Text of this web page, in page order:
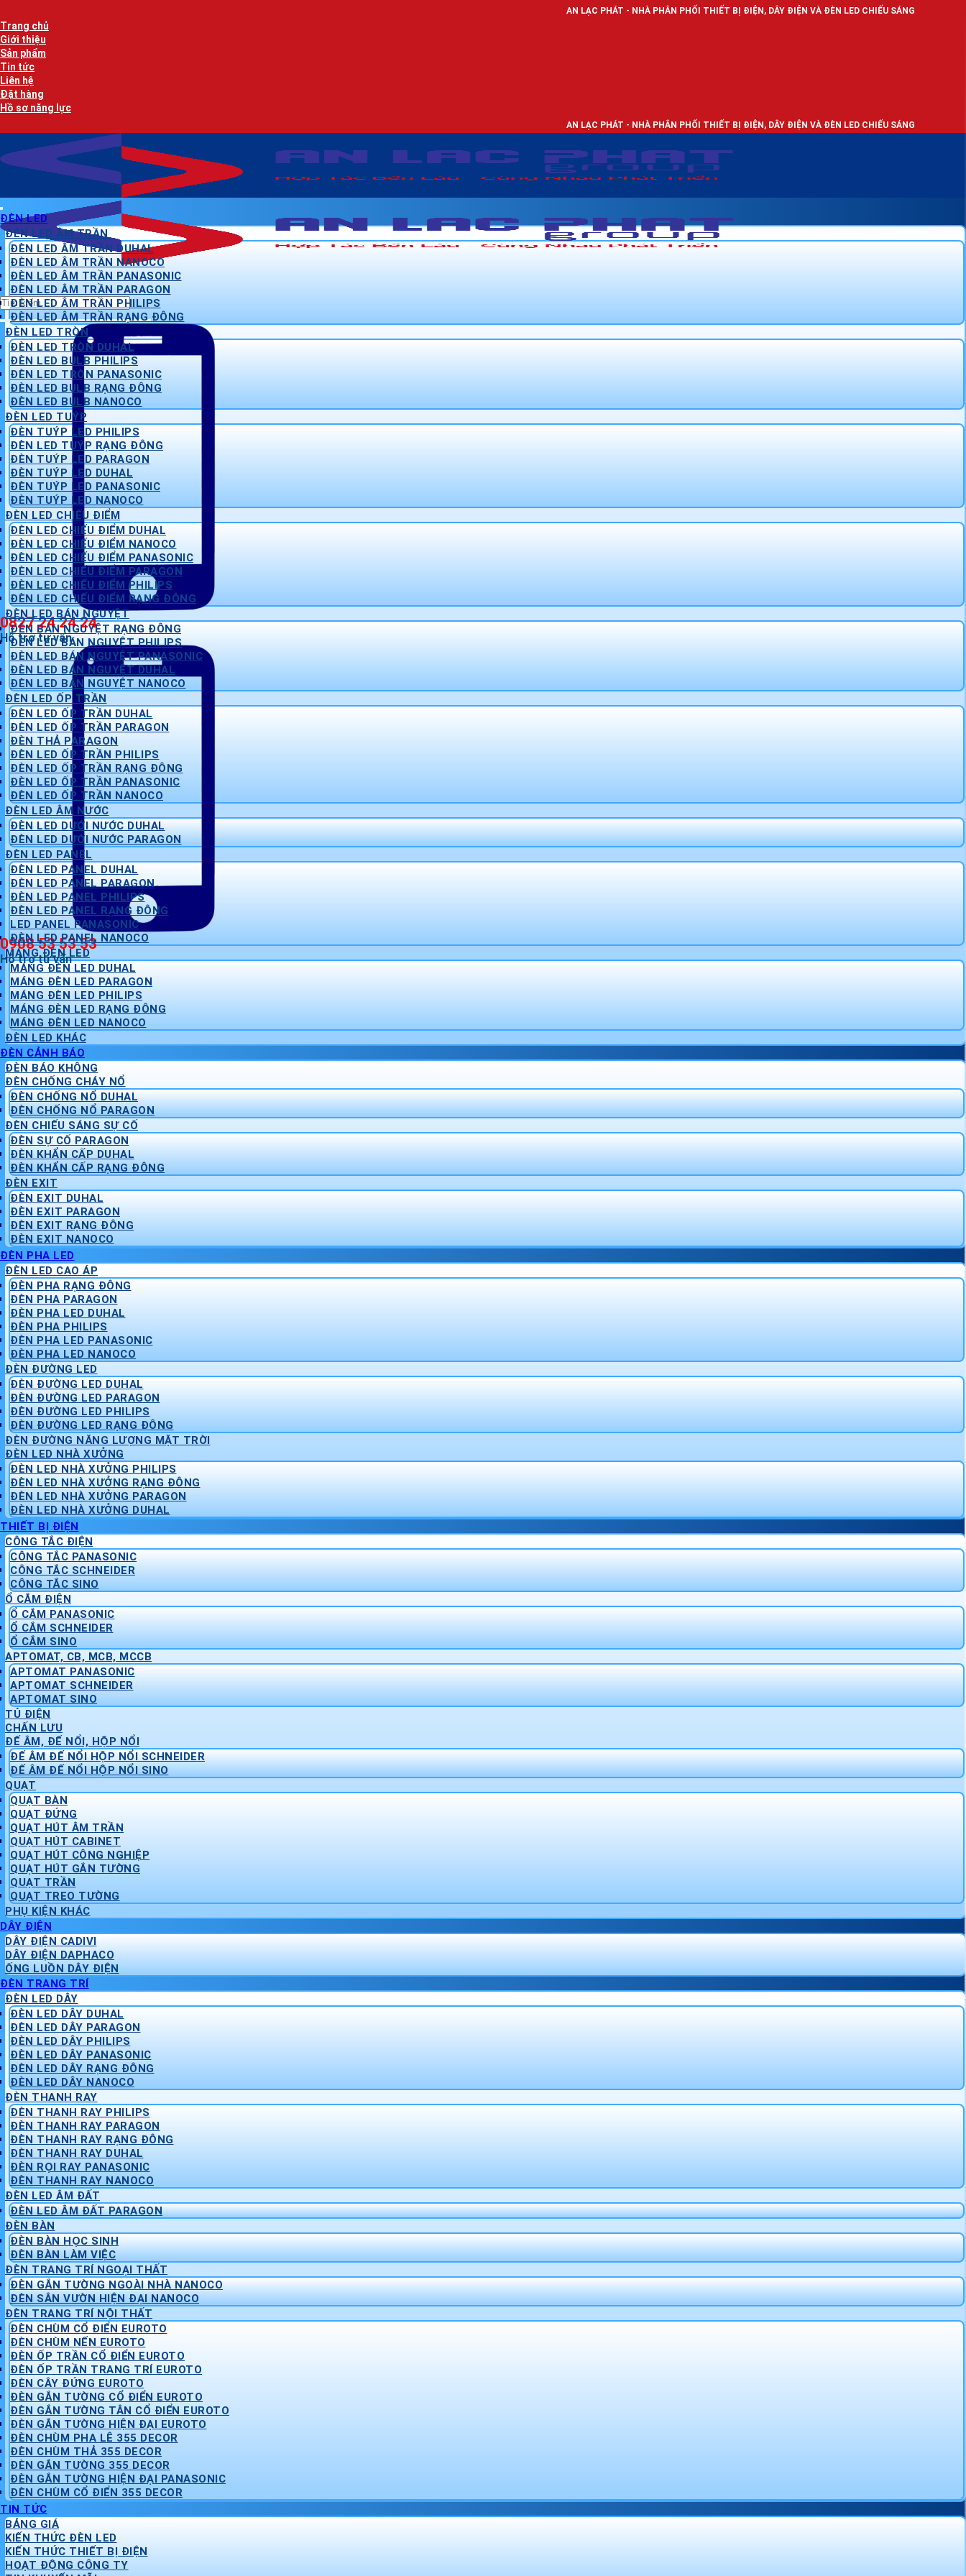
qua
nội
dung
AN LẠC PHÁT - NHÀ PHÂN PHỐI THIẾT BỊ ĐIỆN, DÂY ĐIỆN VÀ ĐÈN LED CHIẾU SÁNG
Trang chủ
Giới thiệu
Sản phẩm
Tin tức
Liên hệ
Đặt hàng
Hồ sơ năng lực
AN LẠC PHÁT - NHÀ PHÂN PHỐI THIẾT BỊ ĐIỆN, DÂY ĐIỆN VÀ ĐÈN LED CHIẾU SÁNG
Tìm
kiếm:
0827 24 24 24
Hỗ trợ tư vấn
0908 53 53 53
Hỗ trợ tư vấn
ĐÈN LED
ĐÈN LED ÂM TRẦN
ĐÈN LED ÂM TRẦN DUHAL
ĐÈN LED ÂM TRẦN NANOCO
ĐÈN LED ÂM TRẦN PANASONIC
ĐÈN LED ÂM TRẦN PARAGON
ĐÈN LED ÂM TRẦN PHILIPS
ĐÈN LED ÂM TRẦN RẠNG ĐÔNG
ĐÈN LED TRÒN
ĐÈN LED TRÒN DUHAL
ĐÈN LED BULB PHILIPS
ĐÈN LED TRÒN PANASONIC
ĐÈN LED BULB RẠNG ĐÔNG
ĐÈN LED BULB NANOCO
ĐÈN LED TUÝP
ĐÈN TUÝP LED PHILIPS
ĐÈN LED TUÝP RẠNG ĐÔNG
ĐÈN TUÝP LED PARAGON
ĐÈN TUÝP LED DUHAL
ĐÈN TUÝP LED PANASONIC
ĐÈN TUÝP LED NANOCO
ĐÈN LED CHIẾU ĐIỂM
ĐÈN LED CHIẾU ĐIỂM DUHAL
ĐÈN LED CHIẾU ĐIỂM NANOCO
ĐÈN LED CHIẾU ĐIỂM PANASONIC
ĐÈN LED CHIẾU ĐIỂM PARAGON
ĐÈN LED CHIẾU ĐIỂM PHILIPS
ĐÈN LED CHIẾU ĐIỂM RẠNG ĐÔNG
ĐÈN LED BÁN NGUYỆT
ĐÈN BÁN NGUYỆT RẠNG ĐÔNG
ĐÈN LED BÁN NGUYỆT PHILIPS
ĐÈN LED BÁN NGUYỆT PANASONIC
ĐÈN LED BÁN NGUYỆT DUHAL
ĐÈN LED BÁN NGUYỆT NANOCO
ĐÈN LED ỐP TRẦN
ĐÈN LED ỐP TRẦN DUHAL
ĐÈN LED ỐP TRẦN PARAGON
ĐÈN THẢ PARAGON
ĐÈN LED ỐP TRẦN PHILIPS
ĐÈN LED ỐP TRẦN RẠNG ĐÔNG
ĐÈN LED ỐP TRẦN PANASONIC
ĐÈN LED ỐP TRẦN NANOCO
ĐÈN LED ÂM NƯỚC
ĐÈN LED DƯỚI NƯỚC DUHAL
ĐÈN LED DƯỚI NƯỚC PARAGON
ĐÈN LED PANEL
ĐÈN LED PANEL DUHAL
ĐÈN LED PANEL PARAGON
ĐÈN LED PANEL PHILIPS
ĐÈN LED PANEL RẠNG ĐÔNG
LED PANEL PANASONIC
ĐÈN LED PANEL NANOCO
MÁNG ĐÈN LED
MÁNG ĐÈN LED DUHAL
MÁNG ĐÈN LED PARAGON
MÁNG ĐÈN LED PHILIPS
MÁNG ĐÈN LED RẠNG ĐÔNG
MÁNG ĐÈN LED NANOCO
ĐÈN LED KHÁC
ĐÈN CẢNH BÁO
ĐÈN BÁO KHÔNG
ĐÈN CHỐNG CHÁY NỔ
ĐÈN CHỐNG NỔ DUHAL
ĐÈN CHỐNG NỔ PARAGON
ĐÈN CHIẾU SÁNG SỰ CỐ
ĐÈN SỰ CỐ PARAGON
ĐÈN KHẨN CẤP DUHAL
ĐÈN KHẨN CẤP RẠNG ĐÔNG
ĐÈN EXIT
ĐÈN EXIT DUHAL
ĐÈN EXIT PARAGON
ĐÈN EXIT RẠNG ĐÔNG
ĐÈN EXIT NANOCO
ĐÈN PHA LED
ĐÈN LED CAO ÁP
ĐÈN PHA RẠNG ĐÔNG
ĐÈN PHA PARAGON
ĐÈN PHA LED DUHAL
ĐÈN PHA PHILIPS
ĐÈN PHA LED PANASONIC
ĐÈN PHA LED NANOCO
ĐÈN ĐƯỜNG LED
ĐÈN ĐƯỜNG LED DUHAL
ĐÈN ĐƯỜNG LED PARAGON
ĐÈN ĐƯỜNG LED PHILIPS
ĐÈN ĐƯỜNG LED RẠNG ĐÔNG
ĐÈN ĐƯỜNG NĂNG LƯỢNG MẶT TRỜI
ĐÈN LED NHÀ XƯỞNG
ĐÈN LED NHÀ XƯỞNG PHILIPS
ĐÈN LED NHÀ XƯỞNG RẠNG ĐÔNG
ĐÈN LED NHÀ XƯỞNG PARAGON
ĐÈN LED NHÀ XƯỞNG DUHAL
THIẾT BỊ ĐIỆN
CÔNG TẮC ĐIỆN
CÔNG TẮC PANASONIC
CÔNG TẮC SCHNEIDER
CÔNG TẮC SINO
Ổ CẮM ĐIỆN
Ổ CẮM PANASONIC
Ổ CẮM SCHNEIDER
Ổ CẮM SINO
APTOMAT, CB, MCB, MCCB
APTOMAT PANASONIC
APTOMAT SCHNEIDER
APTOMAT SINO
TỦ ĐIỆN
CHẤN LƯU
ĐẾ ÂM, ĐẾ NỔI, HỘP NỔI
ĐẾ ÂM ĐẾ NỔI HỘP NỔI SCHNEIDER
ĐẾ ÂM ĐẾ NỔI HỘP NỔI SINO
QUẠT
QUẠT BÀN
QUẠT ĐỨNG
QUẠT HÚT ÂM TRẦN
QUẠT HÚT CABINET
QUẠT HÚT CÔNG NGHIỆP
QUẠT HÚT GẮN TƯỜNG
QUẠT TRẦN
QUẠT TREO TƯỜNG
PHỤ KIỆN KHÁC
DÂY ĐIỆN
DÂY ĐIỆN CADIVI
DÂY ĐIỆN DAPHACO
ỐNG LUỒN DÂY ĐIỆN
ĐÈN TRANG TRÍ
ĐÈN LED DÂY
ĐÈN LED DÂY DUHAL
ĐÈN LED DÂY PARAGON
ĐÈN LED DÂY PHILIPS
ĐÈN LED DÂY PANASONIC
ĐÈN LED DÂY RẠNG ĐÔNG
ĐÈN LED DÂY NANOCO
ĐÈN THANH RAY
ĐÈN THANH RAY PHILIPS
ĐÈN THANH RAY PARAGON
ĐÈN THANH RAY RẠNG ĐÔNG
ĐÈN THANH RAY DUHAL
ĐÈN RỌI RAY PANASONIC
ĐÈN THANH RAY NANOCO
ĐÈN LED ÂM ĐẤT
ĐÈN LED ÂM ĐẤT PARAGON
ĐÈN BÀN
ĐÈN BÀN HỌC SINH
ĐÈN BÀN LÀM VIỆC
ĐÈN TRANG TRÍ NGOẠI THẤT
ĐÈN GẮN TƯỜNG NGOÀI NHÀ NANOCO
ĐÈN SÂN VƯỜN HIỆN ĐẠI NANOCO
ĐÈN TRANG TRÍ NỘI THẤT
ĐÈN CHÙM CỔ ĐIỂN EUROTO
ĐÈN CHÙM NẾN EUROTO
ĐÈN ỐP TRẦN CỔ ĐIỂN EUROTO
ĐÈN ỐP TRẦN TRANG TRÍ EUROTO
ĐÈN CÂY ĐỨNG EUROTO
ĐÈN GẮN TƯỜNG CỔ ĐIỂN EUROTO
ĐÈN GẮN TƯỜNG TÂN CỔ ĐIỂN EUROTO
ĐÈN GẮN TƯỜNG HIỆN ĐẠI EUROTO
ĐÈN CHÙM PHA LÊ 355 DECOR
ĐÈN CHÙM THẢ 355 DECOR
ĐÈN GẮN TƯỜNG 355 DECOR
ĐÈN GẮN TƯỜNG HIỆN ĐẠI PANASONIC
ĐÈN CHÙM CỔ ĐIỂN 355 DECOR
TIN TỨC
BẢNG GIÁ
KIẾN THỨC ĐÈN LED
KIẾN THỨC THIẾT BỊ ĐIỆN
HOẠT ĐỘNG CÔNG TY